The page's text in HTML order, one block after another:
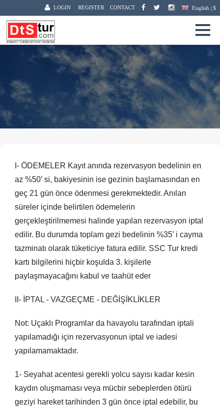
LOGIN REGISTER CONTACT English | $
Ana Sayfa ›Hizmet Sözleşmesi
I- ÖDEMELER Kayıt anında rezervasyon bedelinin en
az %50’ si, bakiyesinin ise gezinin başlamasından en
geç 21 gün önce ödenmesi gerekmektedir. Anılan
süreler içinde belirtilen ödemelerin
gerçekleştirilmemesi halinde yapılan rezervasyon iptal
edilir. Bu durumda toplam gezi bedelinin %35’ i cayma
tazminatı olarak tüketiciye fatura edilir. SSC Tur kredi
kartı bilgilerini hiçbir koşulda 3. kişilerle
paylaşmayacağını kabul ve taahüt eder
II- İPTAL - VAZGEÇME - DEĞİŞİKLİKLER
Not: Uçaklı Programlar da havayolu tarafından iptali
yapılamadığı için rezervasyonun iptal ve iadesi
yapılamamaktadır.
1- Seyahat acentesi gerekli yolcu sayısı kadar kesin
kaydın oluşmaması veya mücbir sebeplerden ötürü
geziyi hareket tarihinden 3 gün önce iptal edebilir, bu